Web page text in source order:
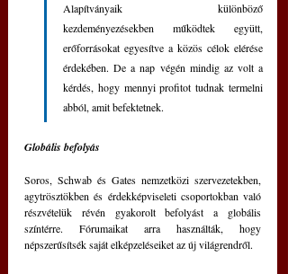
Alapítványaik különböző
kezdeményezésekben működtek együtt,
erőforrásokat egyesítve a közös célok elérése
érdekében. De a nap végén mindig az volt a
kérdés, hogy mennyi profitot tudnak termelni
abból, amit befektetnek.
Globális befolyás
Soros, Schwab és Gates nemzetközi szervezetekben,
agytrösztökben és érdekképviseleti csoportokban való
részvételük révén gyakorolt befolyást a globális
színtérre. Fórumaikat arra használták, hogy
népszerűsítsék saját elképzeléseiket az új világrendről.